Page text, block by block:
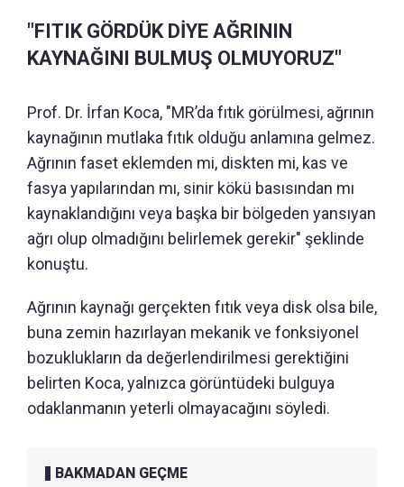
"FITIK GÖRDÜK DİYE AĞRININ
KAYNAĞINI BULMUŞ OLMUYORUZ"
Prof. Dr. İrfan Koca, "MR’da fıtık görülmesi, ağrının
kaynağının mutlaka fıtık olduğu anlamına gelmez.
Ağrının faset eklemden mi, diskten mi, kas ve
fasya yapılarından mı, sinir kökü basısından mı
kaynaklandığını veya başka bir bölgeden yansıyan
ağrı olup olmadığını belirlemek gerekir" şeklinde
konuştu.
Ağrının kaynağı gerçekten fıtık veya disk olsa bile,
buna zemin hazırlayan mekanik ve fonksiyonel
bozuklukların da değerlendirilmesi gerektiğini
belirten Koca, yalnızca görüntüdeki bulguya
odaklanmanın yeterli olmayacağını söyledi.
BAKMADAN GEÇME